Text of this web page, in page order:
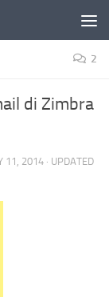
2
di Zimbra
11, 2014 · UPDATED